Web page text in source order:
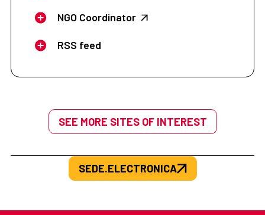
NGO Coordinator
RSS feed
SEE MORE SITES OF INTEREST
SEDE.ELECTRONICA